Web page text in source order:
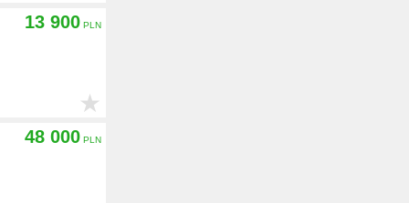
13 900
48 000